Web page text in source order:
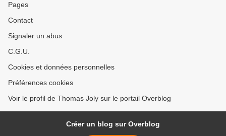
Pages
Contact
Signaler un abus
C.G.U.
Cookies et données personnelles
Préférences cookies
Voir le profil de Thomas Joly sur le portail Overblog
Créer un blog sur Overblog